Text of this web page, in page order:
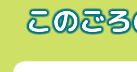
このご